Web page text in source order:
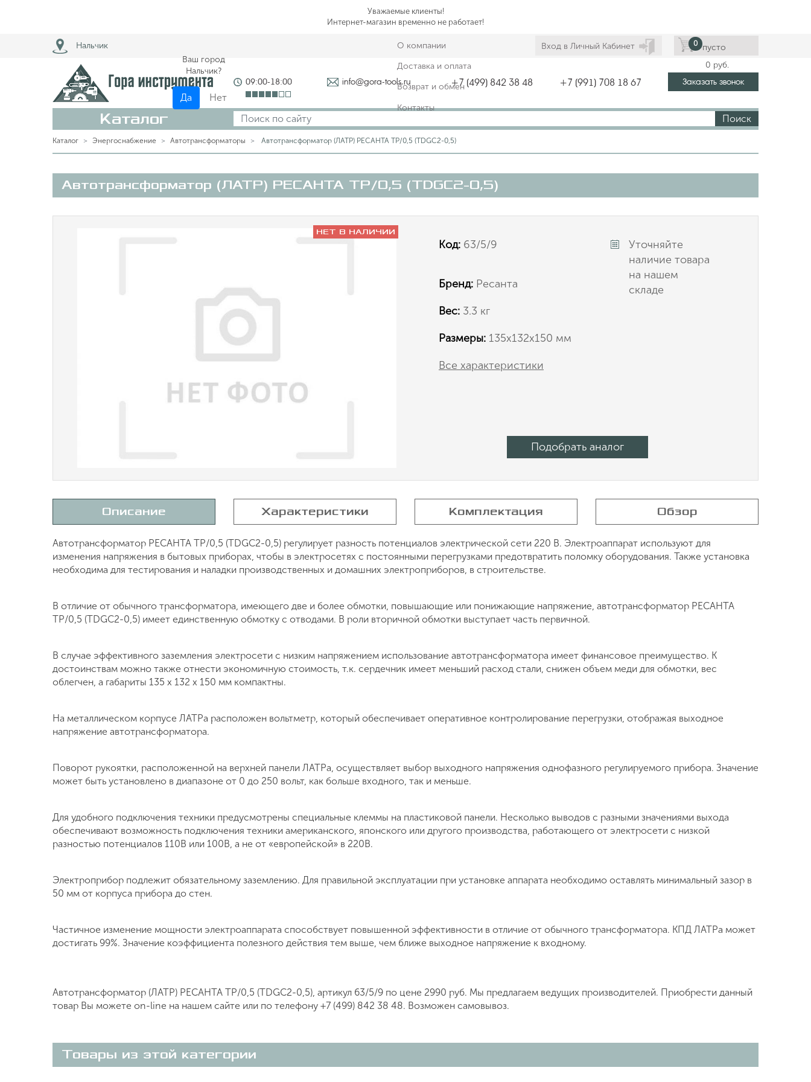
Уважаемые клиенты!
Интернет-магазин временно не работает!
Нальчик
Ваш город
Нальчик?
Да Нет
О компании
Доставка и оплата
Возврат и обмен
Контакты
Вход в Личный Кабинет пусто
0
0 руб.
09:00-18:00 info@gora-tools.ru +7 (499) 842 38 48 +7 (991) 708 18 67 Заказать звонок
Каталог Поиск
Каталог Энергоснабжение Автотрансформаторы Автотрансформатор (ЛАТР) РЕСАНТА ТР/0,5 (TDGC2-0,5)
Автотрансформатор (ЛАТР) РЕСАНТА ТР/0,5 (TDGC2-0,5)
НЕТ В НАЛИЧИИ
Код: 63/5/9
Бренд: Ресанта
Вес: 3.3 кг
Размеры: 135x132x150 мм
Все характеристики
Уточняйте
наличие товара
на нашем
складе
Подобрать аналог
Описание Характеристики Комплектация Обзор
Автотрансформатор РЕСАНТА ТР/0,5 (TDGC2-0,5) регулирует разность потенциалов электрической сети 220 В. Электроаппарат используют для
изменения напряжения в бытовых приборах, чтобы в электросетях с постоянными перегрузками предотвратить поломку оборудования. Также установка
необходима для тестирования и наладки производственных и домашних электроприборов, в строительстве.
В отличие от обычного трансформатора, имеющего две и более обмотки, повышающие или понижающие напряжение, автотрансформатор РЕСАНТА
ТР/0,5 (TDGC2-0,5) имеет единственную обмотку с отводами. В роли вторичной обмотки выступает часть первичной.
В случае эффективного заземления электросети с низким напряжением использование автотрансформатора имеет финансовое преимущество. К
достоинствам можно также отнести экономичную стоимость, т.к. сердечник имеет меньший расход стали, снижен объем меди для обмотки, вес
облегчен, а габариты 135 х 132 х 150 мм компактны.
На металлическом корпусе ЛАТРа расположен вольтметр, который обеспечивает оперативное контролирование перегрузки, отображая выходное
напряжение автотрансформатора.
Поворот рукоятки, расположенной на верхней панели ЛАТРа, осуществляет выбор выходного напряжения однофазного регулируемого прибора. Значение
может быть установлено в диапазоне от 0 до 250 вольт, как больше входного, так и меньше.
Для удобного подключения техники предусмотрены специальные клеммы на пластиковой панели. Несколько выводов с разными значениями выхода
обеспечивают возможность подключения техники американского, японского или другого производства, работающего от электросети с низкой
разностью потенциалов 110В или 100В, а не от «европейской» в 220В.
Электроприбор подлежит обязательному заземлению. Для правильной эксплуатации при установке аппарата необходимо оставлять минимальный зазор в
50 мм от корпуса прибора до стен.
Частичное изменение мощности электроаппарата способствует повышенной эффективности в отличие от обычного трансформатора. КПД ЛАТРа может
достигать 99%. Значение коэффициента полезного действия тем выше, чем ближе выходное напряжение к входному.
Автотрансформатор (ЛАТР) РЕСАНТА ТР/0,5 (TDGC2-0,5), артикул 63/5/9 по цене 2990 руб. Мы предлагаем ведущих производителей. Приобрести данный
товар Вы можете on-line на нашем сайте или по телефону +7 (499) 842 38 48. Возможен самовывоз.
Товары из этой категории